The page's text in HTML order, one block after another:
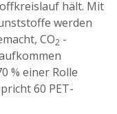
hält. Mit
werden
CO2 -
% einer Rolle
60 PET-